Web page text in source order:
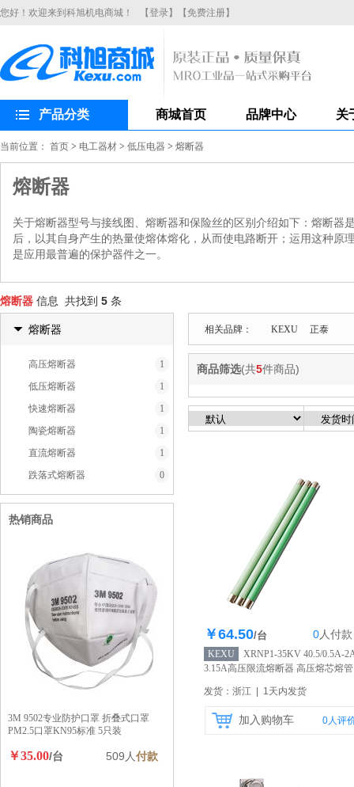
您好！欢迎来到科旭机电商城！ 【登录】 【免费注册】
产品分类 商城首页 品牌中心 关
当前位置： 首页 > 电工器材 > 低压电器 > 熔断器
熔断器
关于熔断器型号与接线图、熔断器和保险丝的区别介绍如下：熔断
后，以其自身产生的热量使熔体熔化，从而使电路断开；运用这种
是应用最普遍的保护器件之一。
熔断器 信息 共找到 5 条
相关品牌： KEXU 正泰
商品筛选(共5件商品)
库存500个
￥64.50/台 0人付款
KEXU
XRNP1-35KV 40.5/0.5A-
3.15A高压限流熔断器 高压熔芯熔管
发货：浙江 | 1天内发货
加入购物车 0人评
熔断器
高压熔断器
1
低压熔断器
1
快速熔断器
1
陶瓷熔断器
1
直流熔断器
1
跌落式熔断器
0
热销商品
3M 9502专业防护口罩 折叠式口罩
PM2.5口罩KN95标准 5只装
￥35.00/台 509人付款